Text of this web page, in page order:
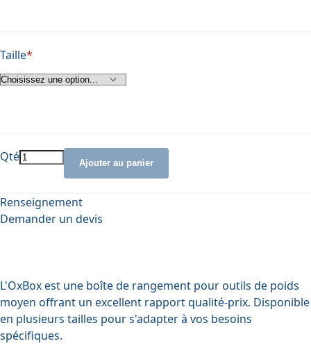
Taille
Qté Ajouter au panier
Renseignement
Demander un devis
L'OxBox est une boîte de rangement pour outils de poids
moyen offrant un excellent rapport qualité-prix. Disponible
en plusieurs tailles pour s'adapter à vos besoins
spécifiques.